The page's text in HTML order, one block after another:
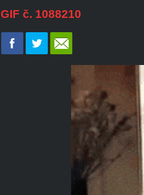
GIF č. 1088210